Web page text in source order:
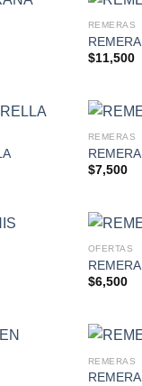
REMERAS
$11,500
REMERAS
$7,500
OFERTAS
$6,500
REMERAS